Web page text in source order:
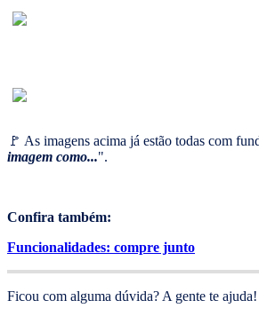
🚩 As imagens acima já estão todas com
imagem como...".
Confira também:
Funcionalidades: compre junto
Ficou com alguma dúvida? A gente te